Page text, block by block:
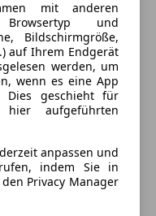
mit anderen
und
Bildschirmgröße,
auf Ihrem Endgerät
werden, um
wenn es eine App
Dies geschieht für
aufgeführten
anpassen und
indem Sie in
Privacy Manager